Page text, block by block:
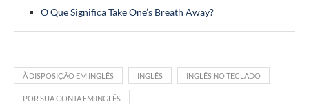
O Que Significa Take One’s Breath Away?
À DISPOSIÇÃO EM INGLÊS INGLÊS INGLÊS NO TECLADO
POR SUA CONTA EM INGLÊS